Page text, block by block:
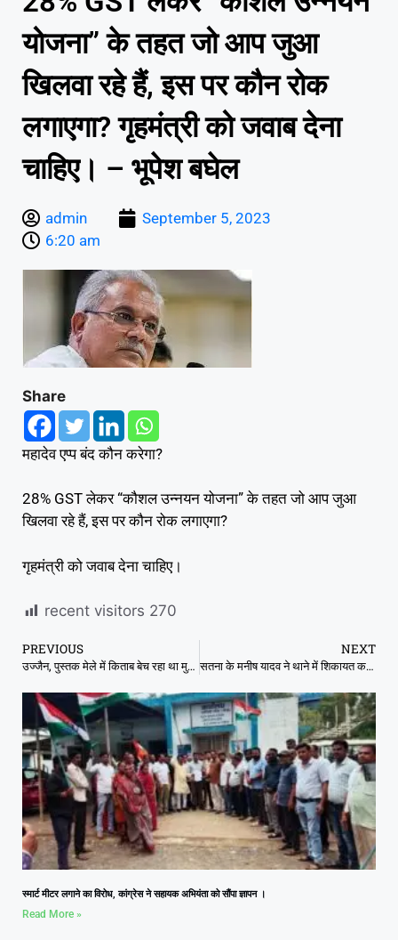
योजना” के तहत जो आप जुआ
खिलवा रहे हैं, इस पर कौन रोक
लगाएगा? गृहमंत्री को जवाब देना
चाहिए। – भूपेश बघेल
admin
September 5, 2023
6:20 am
Share
महादेव एप्प बंद कौन करेगा?
28% GST लेकर “कौशल उन्नयन योजना” के तहत जो आप जुआ
खिलवा रहे हैं, इस पर कौन रोक लगाएगा?
गृहमंत्री को जवाब देना चाहिए।
recent visitors 270
PREVIOUS
उज्जैन, पुस्तक मेले में किताब बेच रहा था मुस्लिम युवक, हिंदू संगठनों से जुड़ी महिलाओं ने युवक को पीटा
NEXT
सतना के मनीष यादव ने थाने में शिकायत कर भाजपा नेता से वसूली की मांग की
स्मार्ट मीटर लगाने का विरोध, कांग्रेस ने सहायक अभियंता को सौंपा ज्ञापन ।
Read More »